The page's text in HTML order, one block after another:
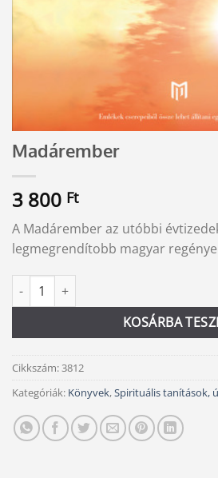
Madárember
3 800 Ft
A Madárember az utóbbi
legmegrendítobb magyar
Madárember mennyiség
KOSÁRBA
Alternative:
Cikkszám:3812
Kategóriák: Könyvek,Spirituális tanítások,